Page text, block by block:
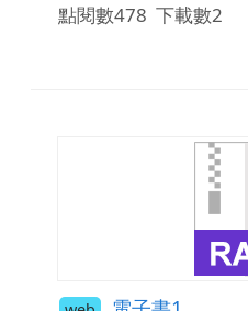
點閱數478 下載數2